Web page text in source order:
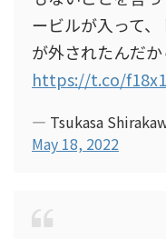
ービルが入って
が外されたんだか
https://t.co/
— Tsukasa
May 18, 2022